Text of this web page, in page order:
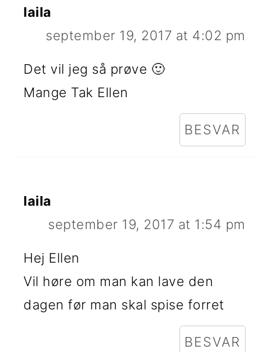
laila
september 19, 2017 at 4:02 pm
Det vil jeg så prøve 🙂
Mange Tak Ellen
BESVAR
laila
september 19, 2017 at 1:54 pm
Hej Ellen
Vil høre om man kan lave den
dagen før man skal spise forret
BESVAR